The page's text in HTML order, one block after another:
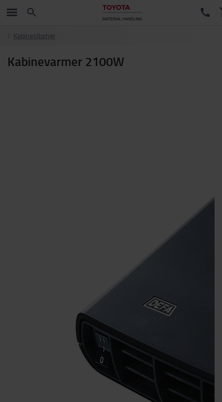
Kabinetilbehør
Kabinevarmer 2100W